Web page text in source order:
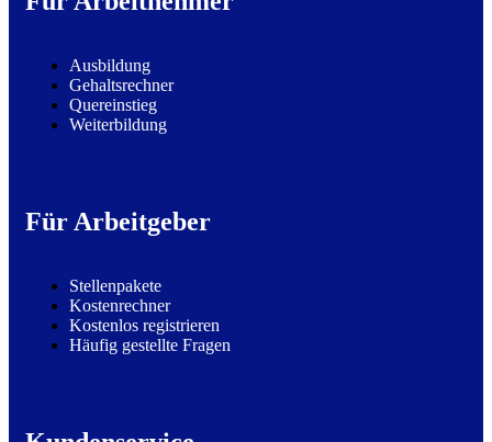
Ausbildung
Gehaltsrechner
Quereinstieg
Weiterbildung
Für Arbeitgeber
Stellenpakete
Kostenrechner
Kostenlos registrieren
Häufig gestellte Fragen